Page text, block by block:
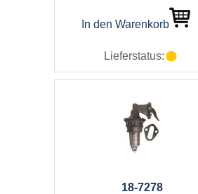
In den Warenkorb
Lieferstatus:
18-7278